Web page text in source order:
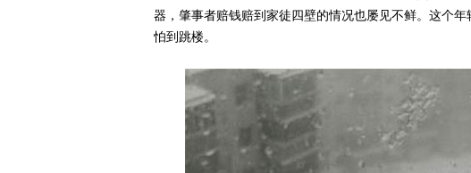
器，肇事者赔钱赔到家徒四壁的情况也屡见不鲜。这个
怕到跳楼。